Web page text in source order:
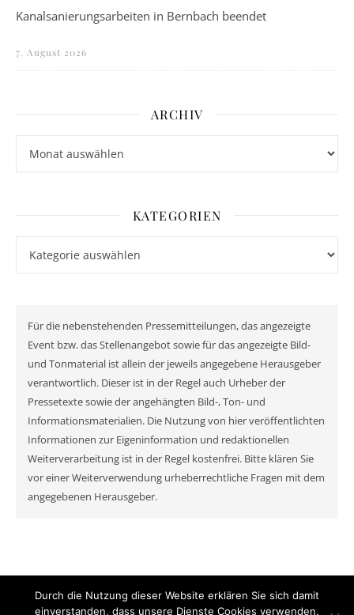
Kanalsanierungsarbeiten in Bernbach beendet
7. August 2026
ARCHIV
KATEGORIEN
Für die nebenstehenden Pressemitteilungen, das angezeigte
Event bzw. das Stellenangebot sowie für das angezeigte Bild-
und Tonmaterial ist allein der jeweils angegebene Herausgeber
verantwortlich. Dieser ist in der Regel auch Urheber der
Pressetexte sowie der angehängten Bild-, Ton- und
Informationsmaterialien. Die Nutzung von hier veröffentlichten
Informationen zur Eigeninformation und redaktionellen
Weiterverarbeitung ist in der Regel kostenfrei. Bitte klären Sie
vor einer Weiterverwendung urheberrechtliche Fragen mit dem
angegebenen Herausgeber.
© MyNewsChannel 2026
Durch die Nutzung dieser Website erklären Sie sich damit
einverstanden, dass unsere Dienste Cookies verwenden.